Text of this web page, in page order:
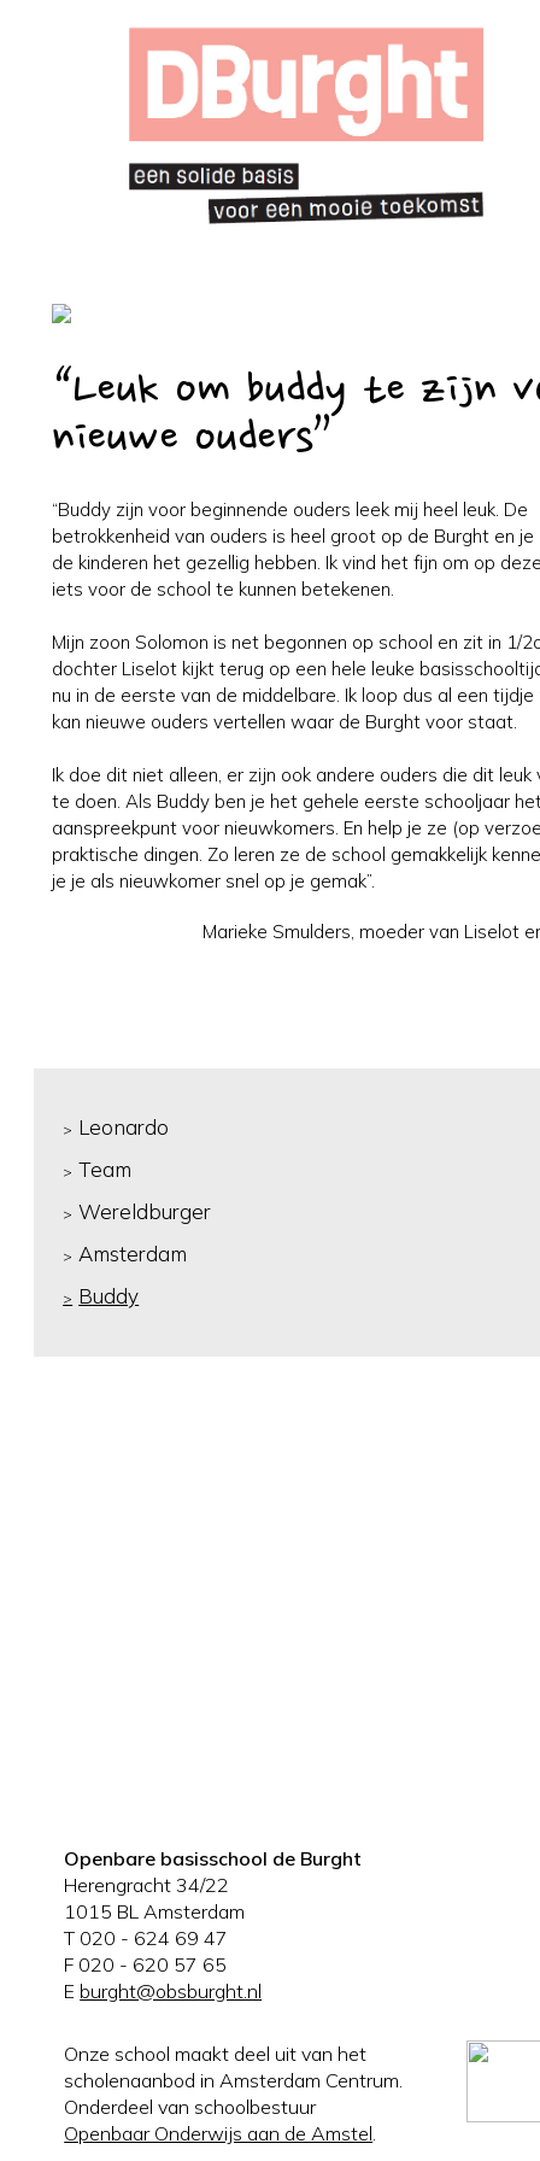
“Leuk om buddy te zijn
nieuwe ouders”
“Buddy zijn voor beginnende ouders leek mij heel leuk. De
betrokkenheid van ouders is heel groot op de Burght en
de kinderen het gezellig hebben. Ik vind het fijn om op
iets voor de school te kunnen betekenen.
Mijn zoon Solomon is net begonnen op school en zit in 1/
dochter Liselot kijkt terug op een hele leuke
nu in de eerste van de middelbare. Ik loop dus al een tijdje
kan nieuwe ouders vertellen waar de Burght voor staat.
Ik doe dit niet alleen, er zijn ook andere ouders die dit leuk
te doen. Als Buddy ben je het gehele eerste schooljaar
aanspreekpunt voor nieuwkomers. En help je ze (op
praktische dingen. Zo leren ze de school gemakkelijk
je je als nieuwkomer snel op je gemak”.
Marieke Smulders, moeder van Liselot
Leonardo
Team
Wereldburger
Amsterdam
Buddy
Openbare basisschool de Burght
Herengracht 34/22
1015 BL Amsterdam
T 020 - 624 69 47
F 020 - 620 57 65
E burght@obsburght.nl
Onze school maakt deel uit van het
scholenaanbod in Amsterdam Centrum.
Onderdeel van schoolbestuur
Openbaar Onderwijs aan de Amstel.